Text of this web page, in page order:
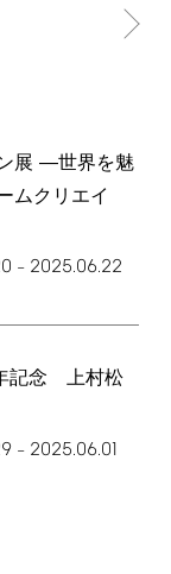
展 ―世界を魅
ムクリエイ
– 2025.06.22
記念 上村松
– 2025.06.01